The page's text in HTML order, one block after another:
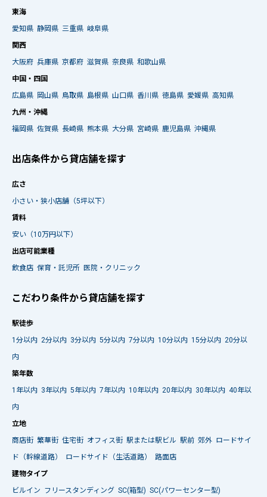
東海
愛知県 静岡県 三重県 岐阜県
関西
大阪府 兵庫県 京都府 滋賀県 奈良県 和歌山県
中国・四国
広島県 岡山県 鳥取県 島根県 山口県 香川県 徳島県 愛媛県 高知県
九州・沖縄
福岡県 佐賀県 長崎県 熊本県 大分県 宮崎県 鹿児島県 沖縄県
出店条件から貸店舗を探す
広さ
小さい・狭小店舗（5坪以下）
賃料
安い（10万円以下）
出店可能業種
飲食店 保育・託児所 医院・クリニック
こだわり条件から貸店舗を探す
駅徒歩
1分以内 2分以内 3分以内 5分以内 7分以内 10分以内 15分以内 20分以
内
築年数
1年以内 3年以内 5年以内 7年以内 10年以内 20年以内 30年以内 40年以
内
立地
商店街 繁華街 住宅街 オフィス街 駅または駅ビル 駅前 郊外 ロードサイ
ド（幹線道路）
ロードサイド（生活道路）
路面店
建物タイプ
ビルイン フリースタンディング SC(箱型) SC(パワーセンター型)